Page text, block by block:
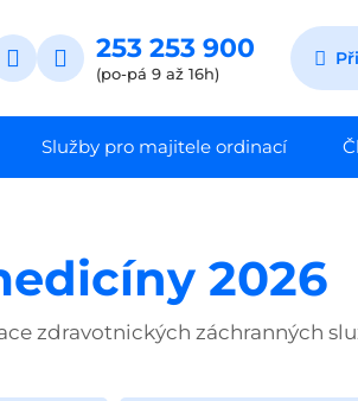
253 253 900
(po-pá 9 až 16h)
Služby pro majitele ordinací
2026
zdravotnických záchranných